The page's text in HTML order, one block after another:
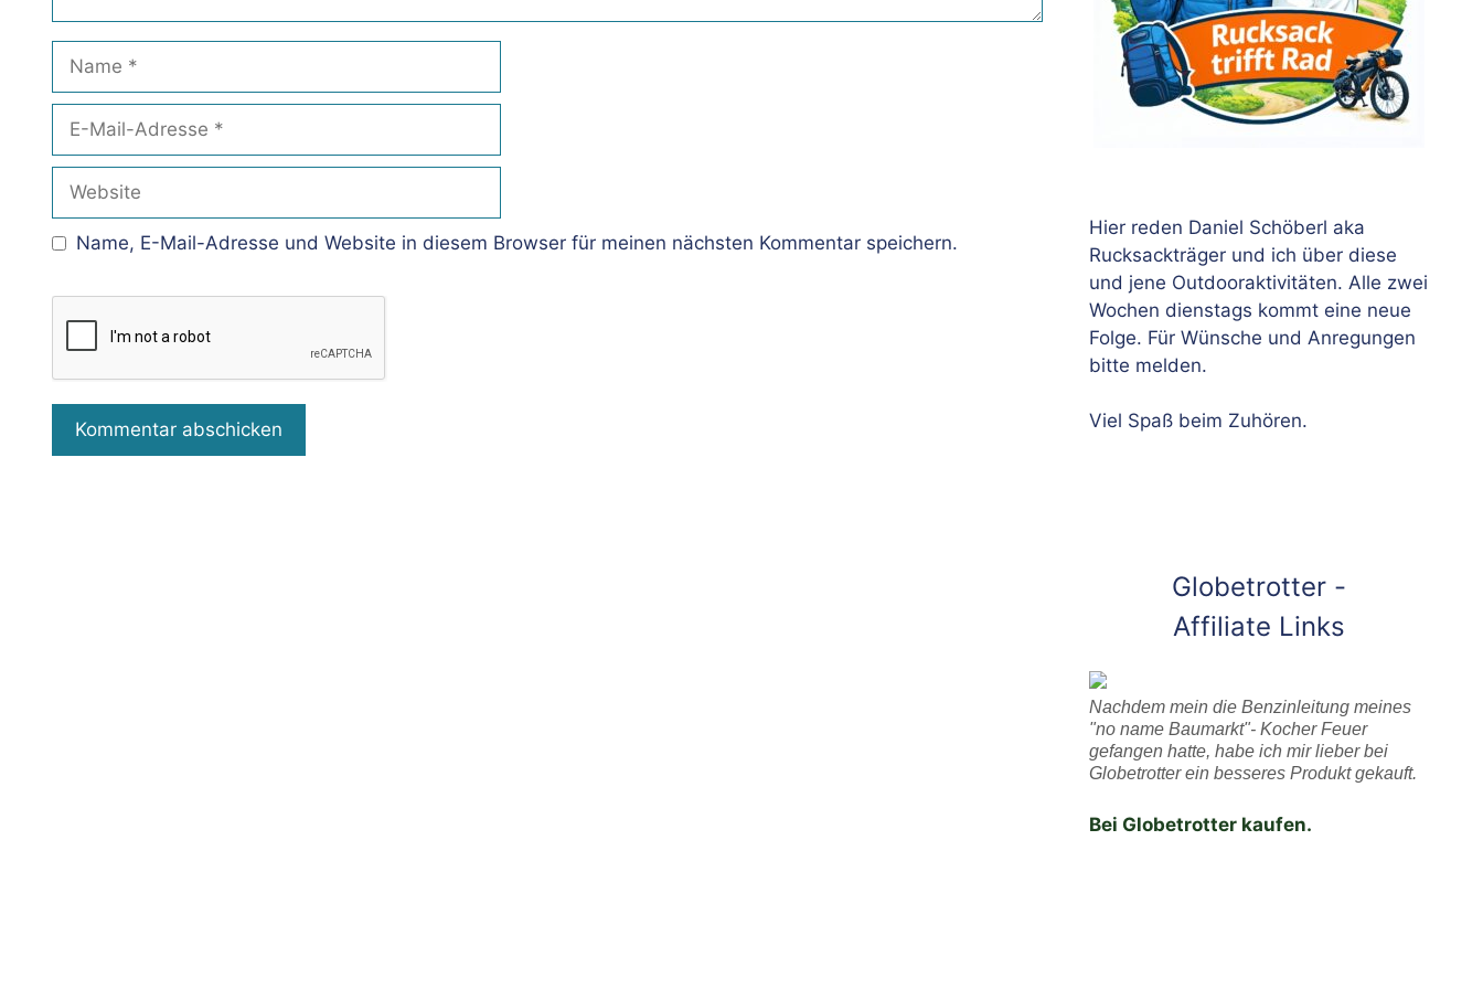
Mail-
Adresse
Name, E-Mail-Adresse und Website in diesem Browser für meinen nächsten Kommentar speichern.
Hier reden Daniel Schöberl aka
Rucksackträger und ich über diese
und jene Outdooraktivitäten. Alle zwei
Wochen dienstags kommt eine neue
Folge. Für Wünsche und Anregungen
bitte melden.
Viel Spaß beim Zuhören.
Globetrotter -
Affiliate Links
Nachdem mein die Benzinleitung meines
"no name Baumarkt"- Kocher Feuer
gefangen hatte, habe ich mir lieber bei
Globetrotter ein besseres Produkt gekauft.
Bei Globetrotter kaufen.